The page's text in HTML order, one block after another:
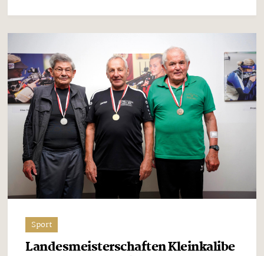
Sport
Landesmeisterschaften Kleinkalibe